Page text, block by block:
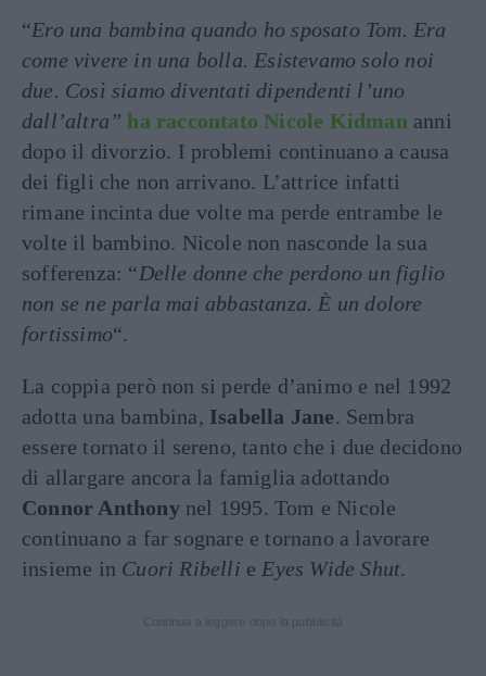
“Ero una bambina quando ho sposato Tom. Era
come vivere in una bolla. Esistevamo solo noi
due. Così siamo diventati dipendenti l’uno
dall’altra” ha raccontato Nicole Kidman anni
dopo il divorzio. I problemi continuano a causa
dei figli che non arrivano. L’attrice infatti
rimane incinta due volte ma perde entrambe le
volte il bambino. Nicole non nasconde la sua
sofferenza: “Delle donne che perdono un figlio
non se ne parla mai abbastanza. È un dolore
fortissimo“.
La coppia però non si perde d’animo e nel 1992
adotta una bambina, Isabella Jane. Sembra
essere tornato il sereno, tanto che i due decidono
di allargare ancora la famiglia adottando
Connor Anthonynel 1995. Tom e Nicole
continuano a far sognare e tornano a lavorare
insieme in Cuori Ribelli e Eyes Wide Shut.